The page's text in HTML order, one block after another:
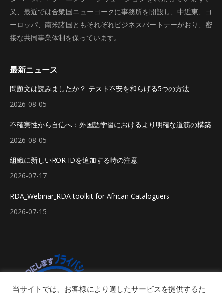
又、最近では合衆国ニューヨークに事務所を開設し、中近東、ヨ
ーロッパ、南米諸国ともそれぞれビジネスパートナーがおり、密
接な共同事業体制を保っています。
最新ニュース
問題文は読みましたか？ テスト不安を和らげる5つの方法
2026-08-05
不確実性から自信へ：外国語学習におけるより明確な道筋の構築
2026-08-05
組織に新しいROR IDを追加する時の注意
2026-07-17
RDA_Webinar_RDA toolkit for African Cataloguers
2026-07-15
当サイトでは、お客様により適したサービスを提供するた